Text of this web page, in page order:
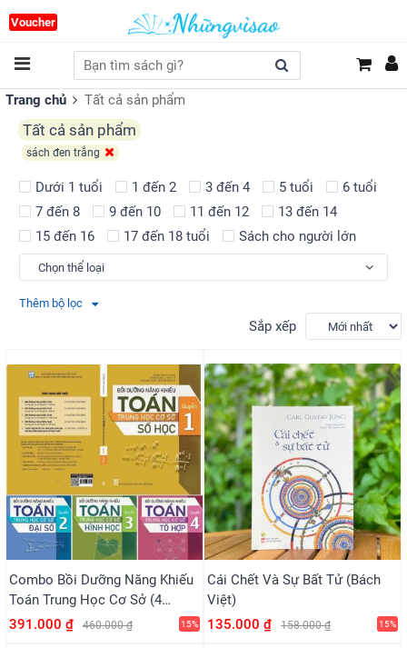
Voucher
Trang chủ Tất cả sản phẩm
Tất cả sản phẩm
sách đen trắng
Dưới 1 tuổi 1 đến 2 3 đến 4 5 tuổi
6 tuổi
7 đến 8
9 đến 10 11 đến 12
13 đến 14
15 đến 16
17 đến 18 tuổi Sách cho người lớn
Thêm bộ lọc
Sắp xếp
Combo Bồi Dưỡng Năng Khiếu
Toán Trung Học Cơ Sở (4
Cuốn)
391.000 ₫ 460.000 ₫ 15%
Cái Chết Và Sự Bất Tử (Bách
Việt)
135.000 ₫
158.000 ₫ 15%